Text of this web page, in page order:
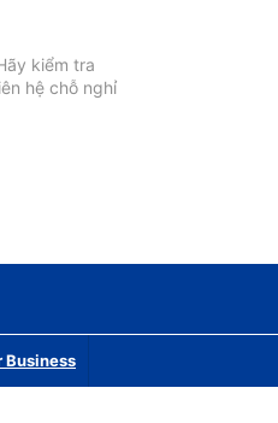
kiểm tra
hệ chỗ nghỉ
Business